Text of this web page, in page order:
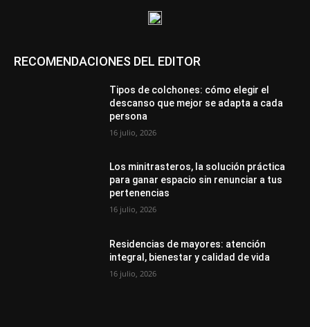
RECOMENDACIONES DEL EDITOR
Tipos de colchones: cómo elegir el
descanso que mejor se adapta a cada
persona
16 julio, 2026
Los minitrasteros, la solución práctica
para ganar espacio sin renunciar a tus
pertenencias
16 julio, 2026
Residencias de mayores: atención
integral, bienestar y calidad de vida
16 julio, 2026